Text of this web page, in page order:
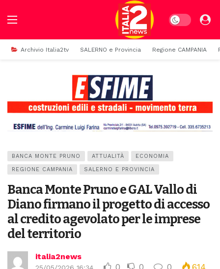
Dark mode
Archivio Italia2tv SALERNO e Provincia Regione CAMPANIA
BANCA MONTE PRUNO ATTUALITÀ ECONOMIA
REGIONE CAMPANIA SALERNO E PROVINCIA
Banca Monte Pruno e GAL Vallo di
Diano firmano il progetto di accesso
al credito agevolato per le imprese
del territorio
italia2news
0 0 0 614